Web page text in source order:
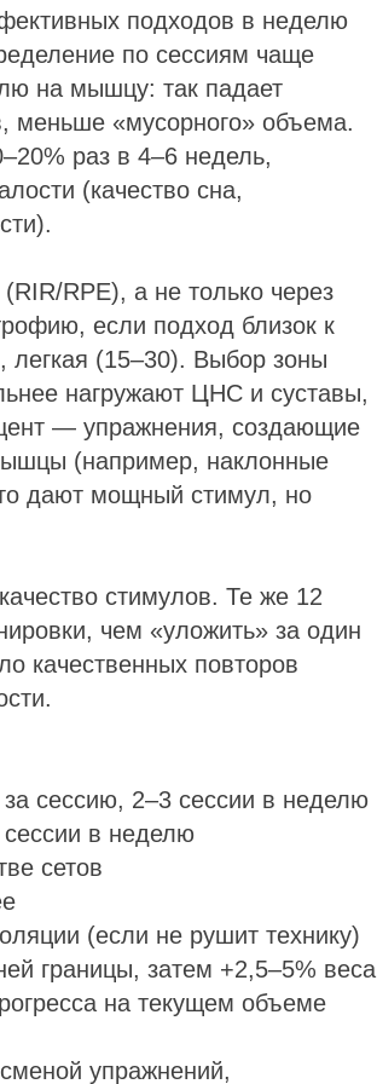
подходов в неделю
по сессиям чаще
на мышцу: так падает
меньше «мусорного» объема.
раз в 4–6 недель,
(качество сна,
RPE), а не только через
если подход близок к
легкая (15–30). Выбор зоны
нагружают ЦНС и суставы,
— упражнения, создающие
(например, наклонные
дают мощный стимул, но
стимулов. Те же 12
чем «уложить» за один
качественных повторов
сессию, 2–3 сессии в неделю
в неделю
сетов
(если не рушит технику)
границы, затем +2,5–5% веса
на текущем объеме
упражнений,